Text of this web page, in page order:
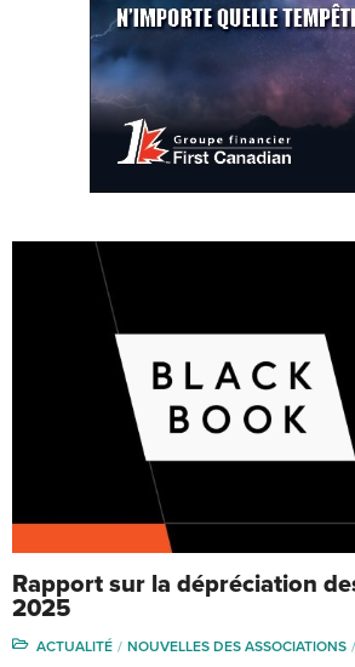
Rapport sur la dépréciation
2025
ACTUALITÉ NOUVELLES DES ASSOCIATIONS